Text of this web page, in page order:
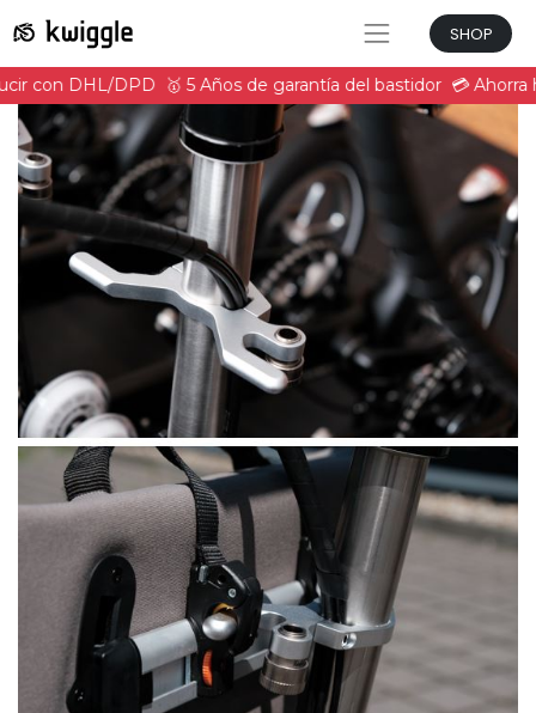
SHOP
con DHL/DPD 🥇 5 Años de garantía del bastidor 💳 Ahorra